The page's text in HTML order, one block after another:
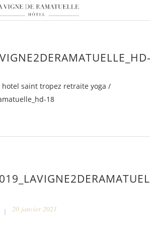
saint tropez retraite yoga /
18
20 janvier 2021